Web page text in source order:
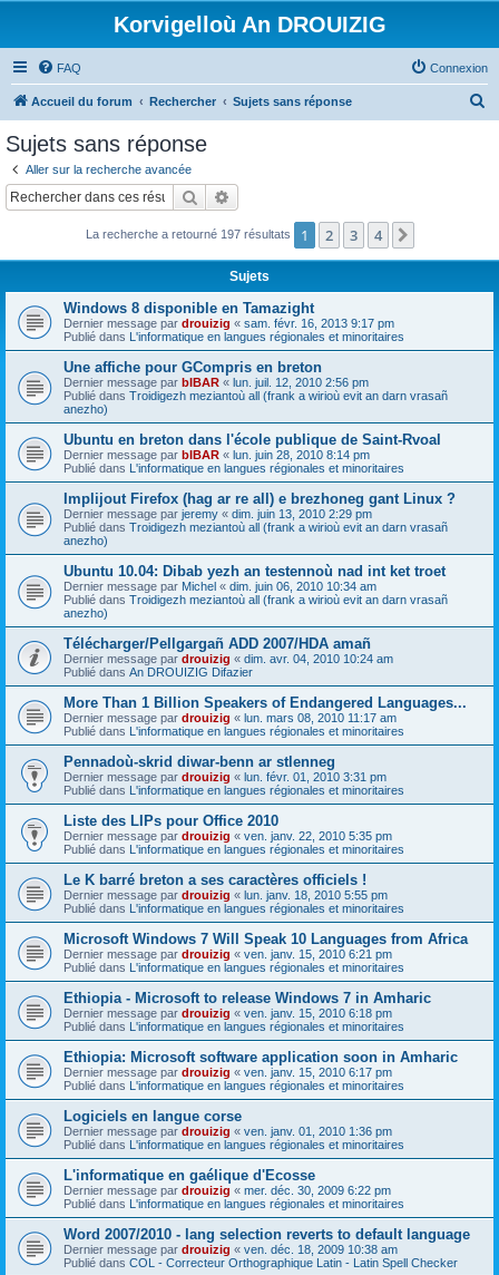
Korvigelloù An DROUIZIG
FAQ Connexion
Accueil du forum Rechercher Sujets sans réponse
c
Sujets sans réponse
Aller sur la recherche avancée
Rechercher
La recherche a retourné 197 résultats 1 2 3 4
Sujets
Windows 8 disponible en Tamazight
Dernier message par drouizig « sam. févr. 16, 2013 9:17 pm
Publié dans L'informatique en langues régionales et minoritaires
Une affiche pour GCompris en breton
Dernier message par bIBAR « lun. juil. 12, 2010 2:56 pm
Publié dans Troidigezh meziantoù all (frank a wirioù evit an darn vrasañ
anezho)
Ubuntu en breton dans l'école publique de Saint-Rvoal
Dernier message par bIBAR « lun. juin 28, 2010 8:14 pm
Publié dans L'informatique en langues régionales et minoritaires
Implijout Firefox (hag ar re all) e brezhoneg gant Linux ?
Dernier message par jeremy « dim. juin 13, 2010 2:29 pm
Publié dans Troidigezh meziantoù all (frank a wirioù evit an darn vrasañ
anezho)
Ubuntu 10.04: Dibab yezh an testennoù nad int ket troet
Dernier message par Michel « dim. juin 06, 2010 10:34 am
Publié dans Troidigezh meziantoù all (frank a wirioù evit an darn vrasañ
anezho)
Télécharger/Pellgargañ ADD 2007/HDA amañ
Dernier message par drouizig « dim. avr. 04, 2010 10:24 am
Publié dans An DROUIZIG Difazier
More Than 1 Billion Speakers of Endangered Languages...
Dernier message par drouizig « lun. mars 08, 2010 11:17 am
Publié dans L'informatique en langues régionales et minoritaires
Pennadoù-skrid diwar-benn ar stlenneg
Dernier message par drouizig « lun. févr. 01, 2010 3:31 pm
Publié dans L'informatique en langues régionales et minoritaires
Liste des LIPs pour Office 2010
Dernier message par drouizig « ven. janv. 22, 2010 5:35 pm
Publié dans L'informatique en langues régionales et minoritaires
Le K barré breton a ses caractères officiels !
Dernier message par drouizig « lun. janv. 18, 2010 5:55 pm
Publié dans L'informatique en langues régionales et minoritaires
Microsoft Windows 7 Will Speak 10 Languages from Africa
Dernier message par drouizig « ven. janv. 15, 2010 6:21 pm
Publié dans L'informatique en langues régionales et minoritaires
Ethiopia - Microsoft to release Windows 7 in Amharic
Dernier message par drouizig « ven. janv. 15, 2010 6:18 pm
Publié dans L'informatique en langues régionales et minoritaires
Ethiopia: Microsoft software application soon in Amharic
Dernier message par drouizig « ven. janv. 15, 2010 6:17 pm
Publié dans L'informatique en langues régionales et minoritaires
Logiciels en langue corse
Dernier message par drouizig « ven. janv. 01, 2010 1:36 pm
Publié dans L'informatique en langues régionales et minoritaires
L'informatique en gaélique d'Ecosse
Dernier message par drouizig « mer. déc. 30, 2009 6:22 pm
Publié dans L'informatique en langues régionales et minoritaires
Word 2007/2010 - lang selection reverts to default language
Dernier message par drouizig « ven. déc. 18, 2009 10:38 am
Publié dans COL - Correcteur Orthographique Latin - Latin Spell Checker